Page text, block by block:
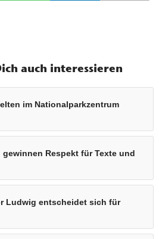
auch interessieren
im Nationalparkzentrum
gewinnen Respekt für Texte und
Ludwig entscheidet sich für